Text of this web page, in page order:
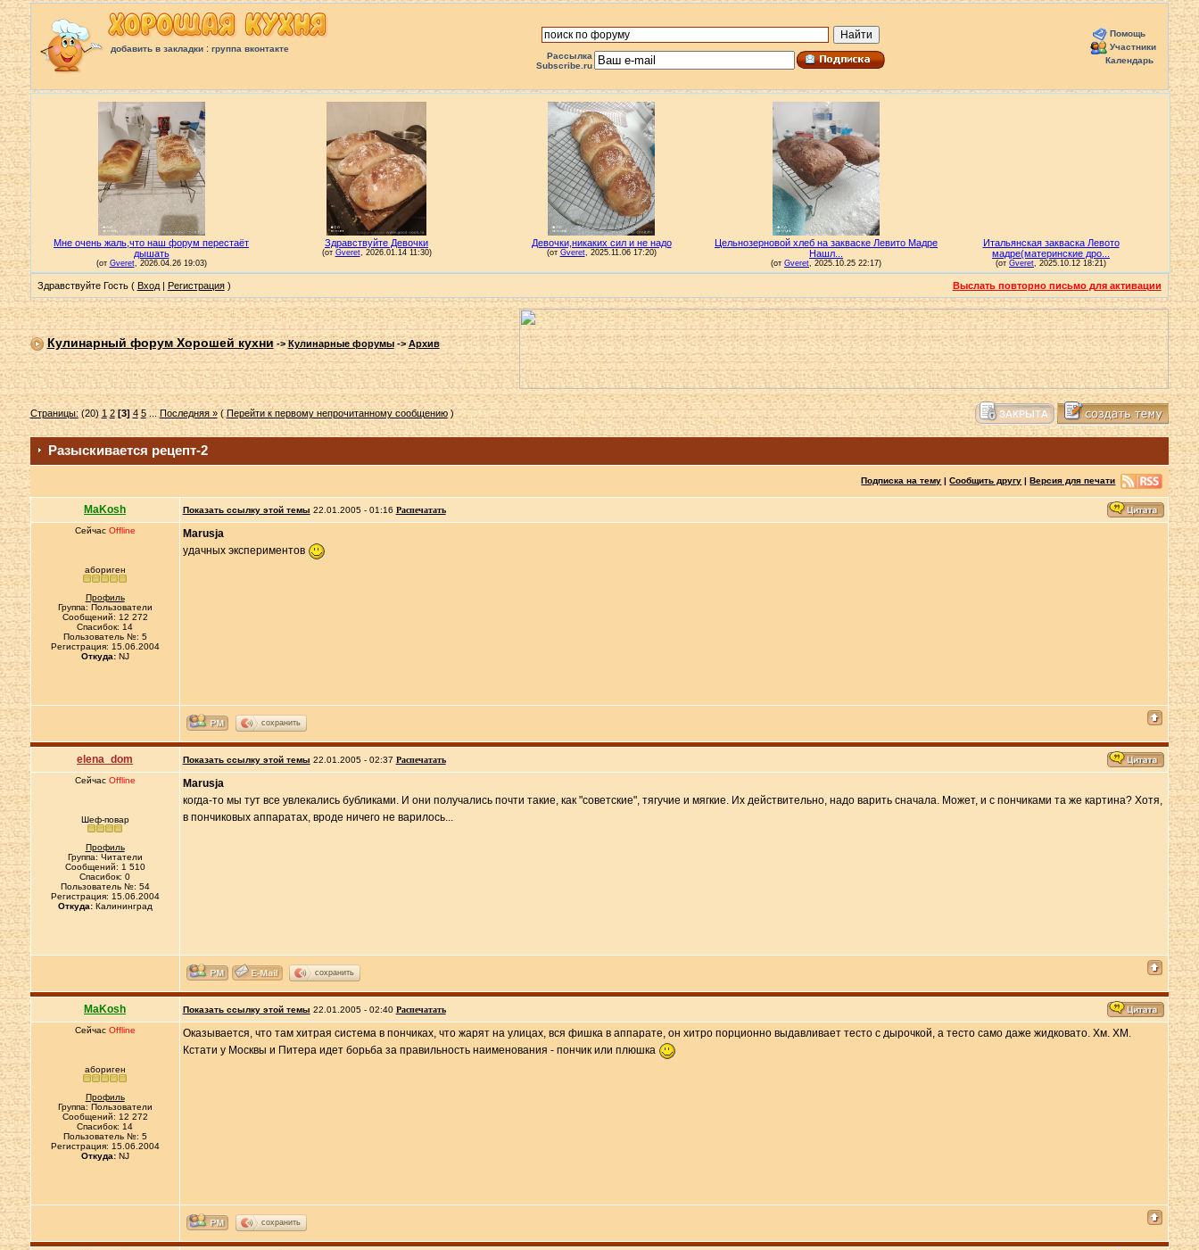
добавить в закладки: группа вконтакте
Рассылка
Subscribe.ru
Помощь
Участники
Календарь
Здравствуйте Гость ( Вход| Регистрация) Выслать повторно письмо для активации
Кулинарный форум Хорошей кухни->Кулинарные форумы->Архив
Страницы:(20)1 2 [3] 4 5...Последняя »(Перейти к первому непрочитанному сообщению)
Разыскивается рецепт-2
Подписка на тему |Сообщить другу |Версия для печати
MaKosh Показать ссылку этой темы 22.01.2005 - 01:16 Распечатать
Сейчас Offline
абориген
Профиль
Группа: Пользователи
Сообщений: 12 272
Спасибок: 14
Пользователь №: 5
Регистрация: 15.06.2004
Откуда:NJ
Marusja
удачных экспериментов
сохранить
elena_dom Показать ссылку этой темы 22.01.2005 - 02:37 Распечатать
Сейчас Offline
Шеф-повар
Профиль
Группа: Читатели
Сообщений: 1 510
Спасибок: 0
Пользователь №: 54
Регистрация: 15.06.2004
Откуда:Калининград
Marusja
когда-то мы тут все увлекались бубликами. И они получались почти такие, как "советские", тягучие и мягкие. Их действительно, надо варить сначала. Может, и с пончиками та же картина? Хотя,
в пончиковых аппаратах, вроде ничего не варилось...
сохранить
MaKosh Показать ссылку этой темы 22.01.2005 - 02:40 Распечатать
Сейчас Offline
абориген
Профиль
Группа: Пользователи
Сообщений: 12 272
Спасибок: 14
Пользователь №: 5
Регистрация: 15.06.2004
Откуда:NJ
Оказывается, что там хитрая система в пончиках, что жарят на улицах, вся фишка в аппарате, он хитро порционно выдавливает тесто с дырочкой, а тесто само даже жидковато. Хм. ХМ.
Кстати у Москвы и Питера идет борьба за правильность наименования - пончик или плюшка
сохранить